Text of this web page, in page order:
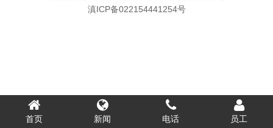
滇ICP备022154441254号
首页 新闻 电话 员工